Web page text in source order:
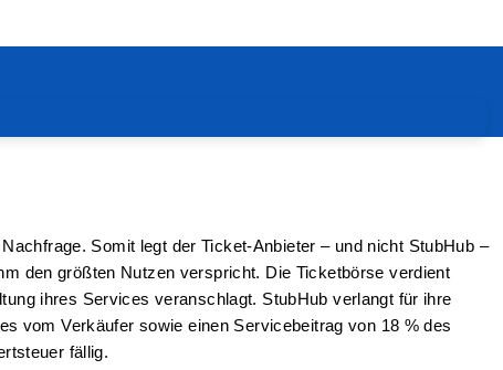
Somit legt der Ticket-Anbieter – und nicht StubHub –
den größten Nutzen verspricht. Die Ticketbörse verdient
ihres Services veranschlagt. StubHub verlangt für ihre
vom Verkäufer sowie einen Servicebeitrag von 18 % des
fällig.